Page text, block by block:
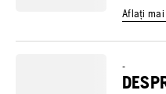
Aflați
-